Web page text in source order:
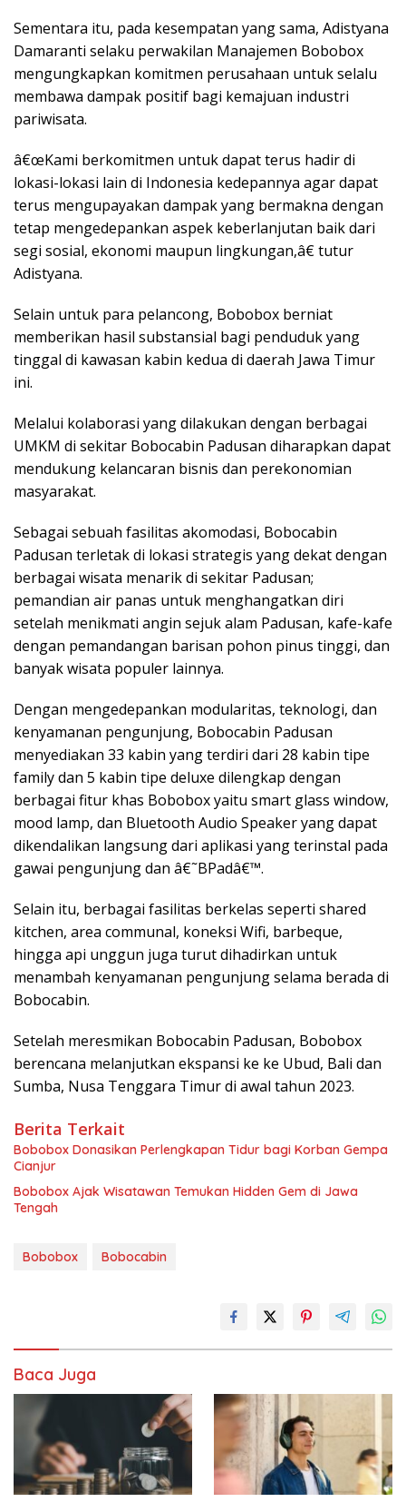
Sementara itu, pada kesempatan yang sama, Adistyana
Damaranti selaku perwakilan Manajemen Bobobox
mengungkapkan komitmen perusahaan untuk selalu
membawa dampak positif bagi kemajuan industri
pariwisata.
â€œKami berkomitmen untuk dapat terus hadir di
lokasi-lokasi lain di Indonesia kedepannya agar dapat
terus mengupayakan dampak yang bermakna dengan
tetap mengedepankan aspek keberlanjutan baik dari
segi sosial, ekonomi maupun lingkungan,â€ tutur
Adistyana.
Selain untuk para pelancong, Bobobox berniat
memberikan hasil substansial bagi penduduk yang
tinggal di kawasan kabin kedua di daerah Jawa Timur
ini.
Melalui kolaborasi yang dilakukan dengan berbagai
UMKM di sekitar Bobocabin Padusan diharapkan dapat
mendukung kelancaran bisnis dan perekonomian
masyarakat.
Sebagai sebuah fasilitas akomodasi, Bobocabin
Padusan terletak di lokasi strategis yang dekat dengan
berbagai wisata menarik di sekitar Padusan;
pemandian air panas untuk menghangatkan diri
setelah menikmati angin sejuk alam Padusan, kafe-kafe
dengan pemandangan barisan pohon pinus tinggi, dan
banyak wisata populer lainnya.
Dengan mengedepankan modularitas, teknologi, dan
kenyamanan pengunjung, Bobocabin Padusan
menyediakan 33 kabin yang terdiri dari 28 kabin tipe
family dan 5 kabin tipe deluxe dilengkap dengan
berbagai fitur khas Bobobox yaitu smart glass window,
mood lamp, dan Bluetooth Audio Speaker yang dapat
dikendalikan langsung dari aplikasi yang terinstal pada
gawai pengunjung dan â€˜BPadâ€™.
Selain itu, berbagai fasilitas berkelas seperti shared
kitchen, area communal, koneksi Wifi, barbeque,
hingga api unggun juga turut dihadirkan untuk
menambah kenyamanan pengunjung selama berada di
Bobocabin.
Setelah meresmikan Bobocabin Padusan, Bobobox
berencana melanjutkan ekspansi ke ke Ubud, Bali dan
Sumba, Nusa Tenggara Timur di awal tahun 2023.
Berita Terkait
Bobobox Donasikan Perlengkapan Tidur bagi Korban Gempa
Cianjur
Bobobox Ajak Wisatawan Temukan Hidden Gem di Jawa
Tengah
Bobobox Bobocabin
Baca Juga